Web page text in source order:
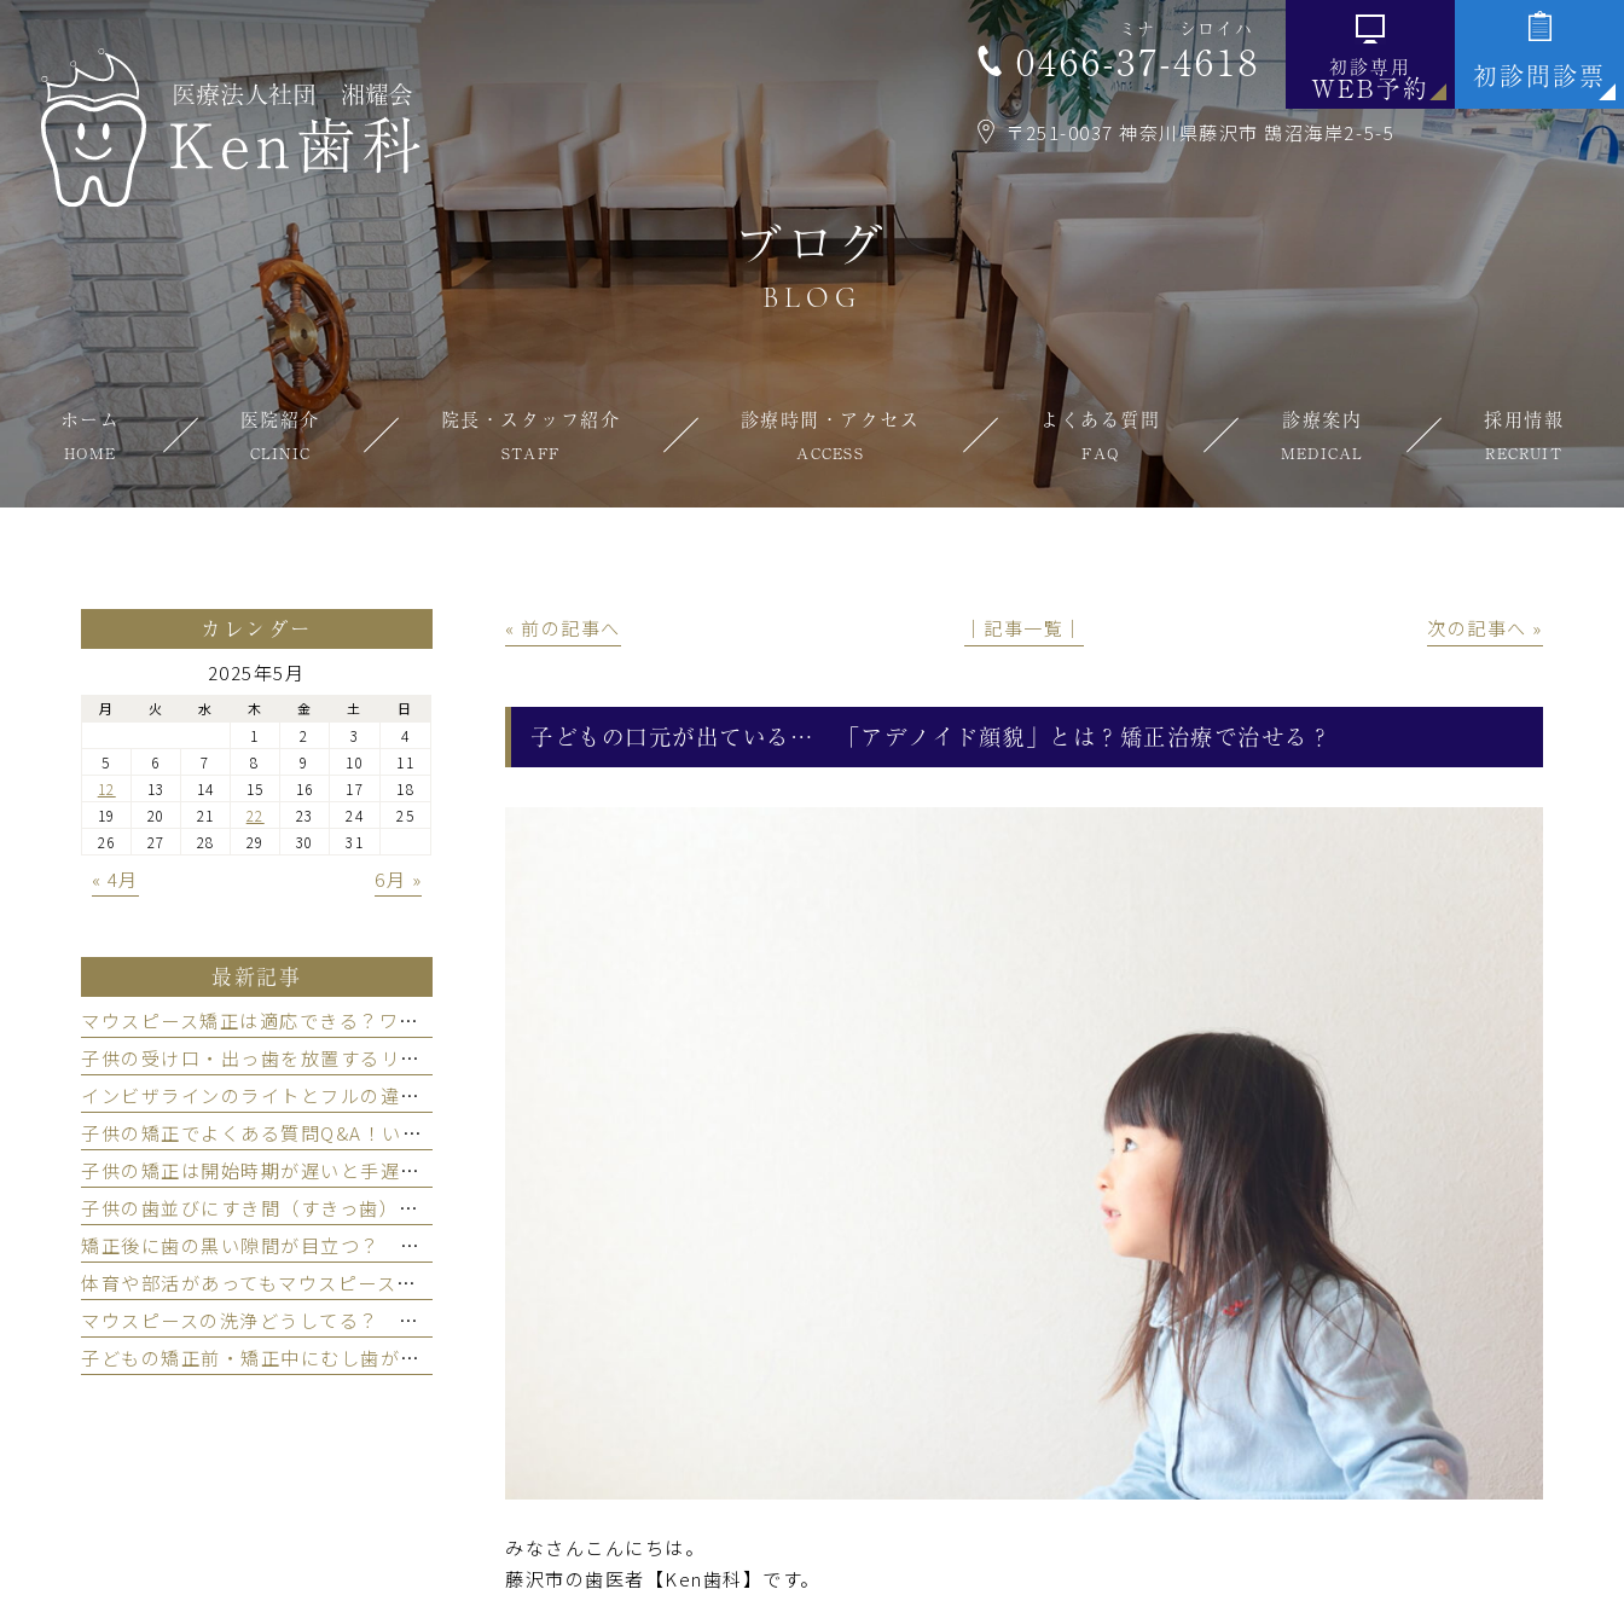
0466-37
ミナ
-4618
シロイハ
初診専用
WEB予約 初診問診票
〒251-0037 神奈川県藤沢市 鵠沼海岸2-5-5
ブログ
BLOG
ホーム
HOME
医院紹介
CLINIC
院長・スタッフ紹介
STAFF
診療時間・アクセス
ACCESS
よくある質問
FAQ
診療案内
MEDICAL
採用情報
RECRUIT
« 前の記事へ │記事一覧│ 次の記事へ »
子どもの口元が出ている… 「アデノイド顔貌」とは？矯正治療で治せる？
みなさんこんにちは。
藤沢市の歯医者【Ken歯科】です。
カレンダー
2025年5月
月 火 水 木 金 土 日
1 2 3
4
5
6 7 8 9 10
11
12
13 14 15 16 17
18
19
20 21 22 23 24
25
26
27 28 29 30 31
« 4月 6月 »
最新記事
マウスピース矯正は適応できる？ワイヤー比較と後悔しない選び方
子供の受け口・出っ歯を放置するリスクは？受診タイミングを解説
インビザラインのライトとフルの違いとは？選ぶ基準を歯科医師が解説
子供の矯正でよくある質問Q&A！いつから始める？費用や痛みの不安解消
子供の矯正は開始時期が遅いと手遅れ？10代で始めるメリット
子供の歯並びにすき間（すきっ歯）があって大丈夫？ 歯並びと発育空隙の考え方
矯正後に歯の黒い隙間が目立つ？ ブラックトライアングルの原因と対処法
体育や部活があってもマウスピース矯正ってできる？ 子どものスポーツ・運動への影響
マウスピースの洗浄どうしてる？ インビザラインの正しい洗い方
子どもの矯正前・矯正中にむし歯ができたら？ どっちの治療を先にするの？